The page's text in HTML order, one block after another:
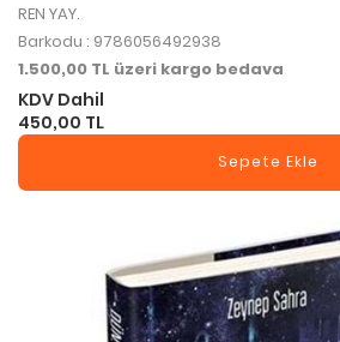
REN YAY.
Barkodu : 9786056492938
1.500,00 TL üzeri kargo bedava
KDV Dahil
450,00 TL
Sepete Ekle